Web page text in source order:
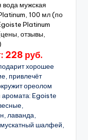
вода мужская
100 мл (по
Platinum
отзывы,
228 руб.
хорошее
привлечёт
ореолом
аромата: Egoistе
лаванда,
шалфей,